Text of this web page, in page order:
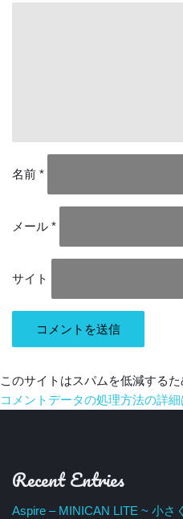
名前 *
メール *
サイト
このサイトはスパムを低減する
コメントデータの処理方法の詳
Recent Entries
Aspire – MINICAN LITE ~ 小さ